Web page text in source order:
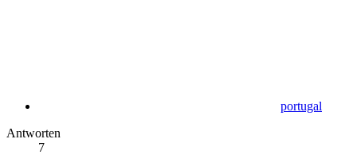
portugal
Antworten
7